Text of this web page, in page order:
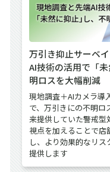
万引き抑止サーベ
AI技術の活用で「
明ロスを大幅削減
現地調査＋AIカメラ導
で、万引きにの不明ロ
来提供していた警戒型
視点を加えることで店
し、より効果的なリ
提供します